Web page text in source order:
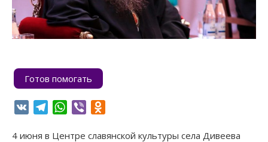
Готов помогать
VK TelegramWhatsApp
Viber
4 июня в Центре славянской культуры села Дивеева